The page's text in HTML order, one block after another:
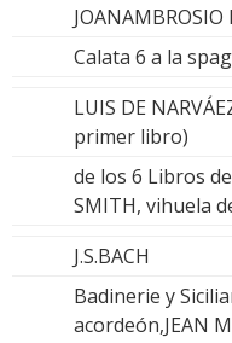
JOANAMBROSIO
Calata 6 a la
LUIS DE
primer libro)
de los 6 Libros
SMITH, vihuela
J.S.BACH
Badinerie y
acordeón,JEAN